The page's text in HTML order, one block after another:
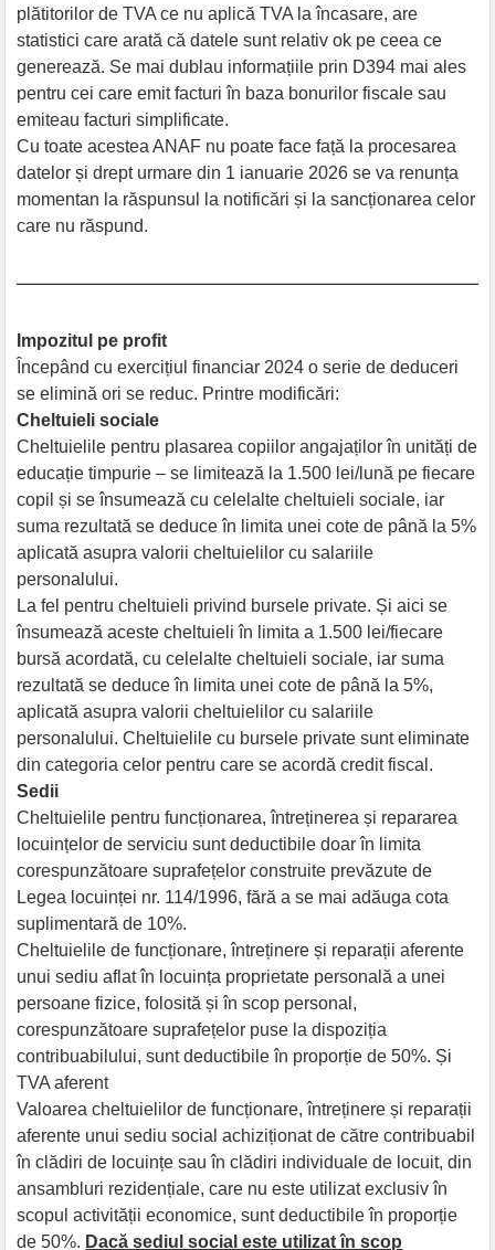
plătitorilor de TVA ce nu aplică TVA la încasare, are
statistici care arată că datele sunt relativ ok pe ceea ce
generează. Se mai dublau informațiile prin D394 mai ales
pentru cei care emit facturi în baza bonurilor fiscale sau
emiteau facturi simplificate.
Cu toate acestea ANAF nu poate face față la procesarea
datelor și drept urmare din 1 ianuarie 2026 se va renunța
momentan la răspunsul la notificări și la sancționarea celor
care nu răspund.
Impozitul pe profit
Începând cu exercițiul financiar 2024 o serie de deduceri
se elimină ori se reduc. Printre modificări:
Cheltuieli sociale
Cheltuielile pentru plasarea copiilor angajaților în unități de
educație timpurie – se limitează la 1.500 lei/lună pe fiecare
copil și se însumează cu celelalte cheltuieli sociale, iar
suma rezultată se deduce în limita unei cote de până la 5%
aplicată asupra valorii cheltuielilor cu salariile
personalului.
La fel pentru cheltuieli privind bursele private. Și aici se
însumează aceste cheltuieli în limita a 1.500 lei/fiecare
bursă acordată, cu celelalte cheltuieli sociale, iar suma
rezultată se deduce în limita unei cote de până la 5%,
aplicată asupra valorii cheltuielilor cu salariile
personalului. Cheltuielile cu bursele private sunt eliminate
din categoria celor pentru care se acordă credit fiscal.
Sedii
Cheltuielile pentru funcționarea, întreținerea și repararea
locuințelor de serviciu sunt deductibile doar în limita
corespunzătoare suprafețelor construite prevăzute de
Legea locuinței nr. 114/1996, fără a se mai adăuga cota
suplimentară de 10%.
Cheltuielile de funcționare, întreținere și reparații aferente
unui sediu aflat în locuința proprietate personală a unei
persoane fizice, folosită și în scop personal,
corespunzătoare suprafețelor puse la dispoziția
contribuabilului, sunt deductibile în proporție de 50%. Și
TVA aferent
Valoarea cheltuielilor de funcționare, întreținere și reparații
aferente unui sediu social achiziționat de către contribuabil
în clădiri de locuințe sau în clădiri individuale de locuit, din
ansambluri rezidențiale, care nu este utilizat exclusiv în
scopul activității economice, sunt deductibile în proporție
de 50%. Dacă sediul social este utilizat în scop